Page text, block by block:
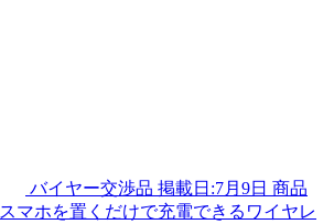
バイヤー交渉品 掲載日:7月9日 商品
スマホを置くだけで充電できるワイヤレ